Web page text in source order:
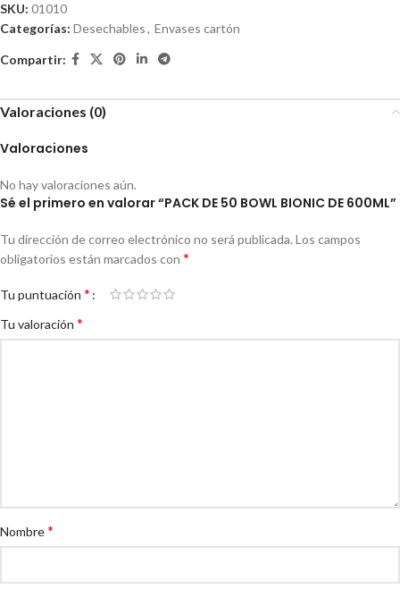
SKU: 01010
Categorías: Desechables, Envases cartón
Compartir:
Valoraciones (0)
Valoraciones
No hay valoraciones aún.
Sé el primero en valorar “PACK DE 50 BOWL BIONIC DE 600ML”
Tu dirección de correo electrónico no será publicada. Los campos
obligatorios están marcados con *
Tu puntuación *
Tu valoración *
Nombre*